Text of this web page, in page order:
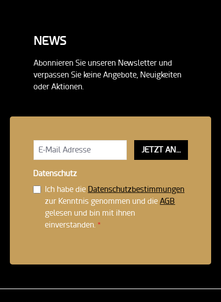
NEWS
Abonnieren Sie unseren Newsletter und
verpassen Sie keine Angebote, Neuigkeiten
oder Aktionen.
JETZT ANMELDEN!
Datenschutz
Ich habe die Datenschutzbestimmungen
zur Kenntnis genommen und die AGB
gelesen und bin mit ihnen
einverstanden. *